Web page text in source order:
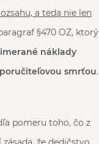
a teda nie len
§470 OZ, ktorý
náklady
smrťou.
pomeru toho, čo z